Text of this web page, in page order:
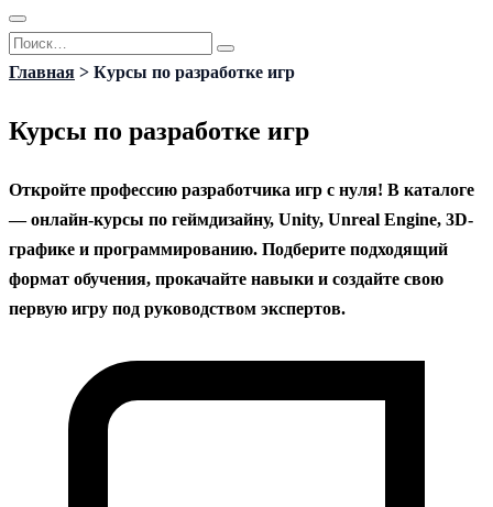
Перейти
к
Search
for:
Главная > Курсы по разработке игр
Курсы по разработке игр
Откройте профессию разработчика игр с нуля! В каталоге
— онлайн-курсы по геймдизайну, Unity, Unreal Engine, 3D-
графике и программированию. Подберите подходящий
формат обучения, прокачайте навыки и создайте свою
первую игру под руководством экспертов.